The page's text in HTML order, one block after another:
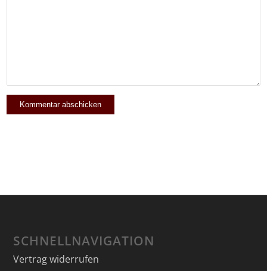
SCHNELLNAVIGATION
Vertrag widerrufen